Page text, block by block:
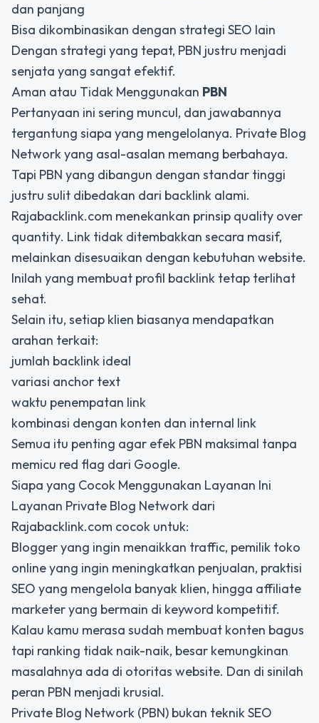
dan panjang
Bisa dikombinasikan dengan strategi SEO lain
Dengan strategi yang tepat, PBN justru menjadi
senjata yang sangat efektif.
Aman atau Tidak Menggunakan PBN
Pertanyaan ini sering muncul, dan jawabannya
tergantung siapa yang mengelolanya. Private Blog
Network yang asal-asalan memang berbahaya.
Tapi PBN yang dibangun dengan standar tinggi
justru sulit dibedakan dari backlink alami.
Rajabacklink.com menekankan prinsip quality over
quantity. Link tidak ditembakkan secara masif,
melainkan disesuaikan dengan kebutuhan website.
Inilah yang membuat profil backlink tetap terlihat
sehat.
Selain itu, setiap klien biasanya mendapatkan
arahan terkait:
jumlah backlink ideal
variasi anchor text
waktu penempatan link
kombinasi dengan konten dan internal link
Semua itu penting agar efek PBN maksimal tanpa
memicu red flag dari Google.
Siapa yang Cocok Menggunakan Layanan Ini
Layanan Private Blog Network dari
Rajabacklink.com cocok untuk:
Blogger yang ingin menaikkan traffic, pemilik toko
online yang ingin meningkatkan penjualan, praktisi
SEO yang mengelola banyak klien, hingga affiliate
marketer yang bermain di keyword kompetitif.
Kalau kamu merasa sudah membuat konten bagus
tapi ranking tidak naik-naik, besar kemungkinan
masalahnya ada di otoritas website. Dan di sinilah
peran PBN menjadi krusial.
Private Blog Network (PBN) bukan teknik SEO